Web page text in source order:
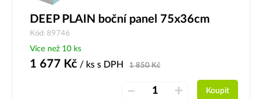
DEEP PLAIN boční panel 75x36cm
Kód: 89746
Více než 10 ks
1 677 Kč / ks s DPH 1 850Kč
– + Koupit